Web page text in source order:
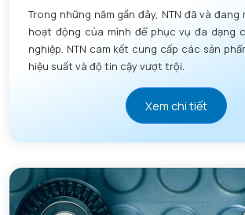
Trong những năm gần đây, NTN đã và đang
hoạt động của mình để phục vụ đa dạng các
nghiệp. NTN cam kết cung cấp các sản
hiệu suất và độ tin cậy vượt trội.
Xem chi tiết